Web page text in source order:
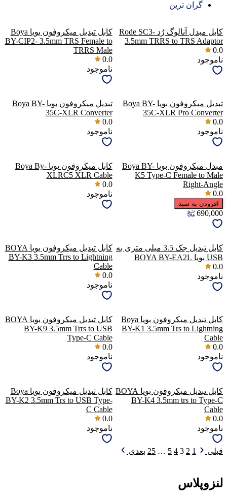
گران ترین
کابل مبدل آنالوگ رُد Rode SC3-
3.5mm TRRS to TRS Adaptor
0.0
ناموجود
کابل تبدیل میکروفون بویا Boya
BY-CIP2- 3.5mm TRS Female to
TRRS Male
0.0
ناموجود
تبدیل میکروفون بویا Boya BY-
35C-XLR Pro Converter
0.0
ناموجود
تبدیل میکروفون بویا Boya BY-
35C-XLR Converter
0.0
ناموجود
مبدل میکروفون بویا Boya BY-
K5 Type-C Female to Male
Right-Angle
0.0
افزودن به سبد
690,000
کابل میکروفون بویا Boya By-
XLRC5 XLR Cable
0.0
ناموجود
کابل تبدیل جک 3.5 میلی متری به
USB بویا BOYA BY-EA2L
0.0
ناموجود
کابل تبدیل میکروفون بویا BOYA
BY-K3 3.5mm Trrs to Lightning
Cable
0.0
ناموجود
کابل تبدیل میکروفون بویا Boya
BY-K1 3.5mm Trs to Lightning
Cable
0.0
ناموجود
کابل تبدیل میکروفون بویا BOYA
BY-K9 3.5mm Trrs to USB
Type-C Cable
0.0
ناموجود
کابل تبدیل میکروفون بویا BOYA
BY-K4 3.5mm trs to Type-C
Cable
0.0
ناموجود
کابل تبدیل میکروفون بویا Boya
BY-K2 3.5mm Trs to USB Type-
C Cable
0.0
ناموجود
قبلی 1
2
3
4
5
…
25 بعدی
لنزوپلاس